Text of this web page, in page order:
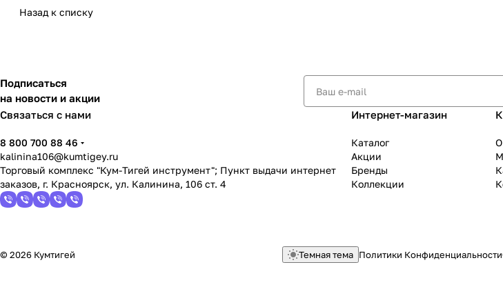
Назад к списку
Подписаться
на новости и акции
Связаться с нами
8 800 700 88 46
kalinina106@kumtigey.ru
Торговый комплекс "Кум-Тигей инструмент"; Пункт выдачи интернет
заказов, г. Красноярск, ул. Калинина, 106 ст. 4
Интернет-магазин
Каталог
Акции
Бренды
Коллекции
© 2026 Кумтигей Темная тема Политики Конфиденциальности